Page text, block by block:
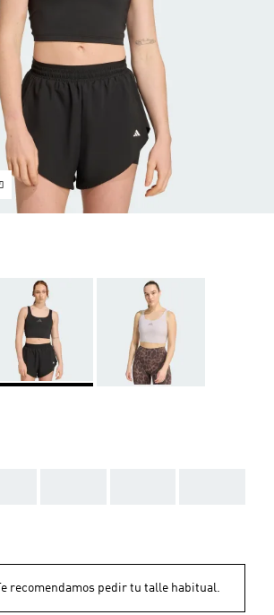
Te recomendamos pedir tu talle habitual.